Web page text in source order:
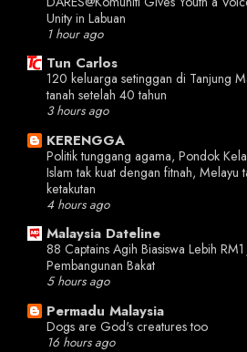
Unity in Labuan
1 hour ago
Tun Carlos
120 keluarga setinggan di Tanjung
tanah setelah 40 tahun
3 hours ago
KERENGGA
Politik tunggang agama, Pondok
Islam tak kuat dengan fitnah, Melayu
ketakutan
4 hours ago
Malaysia Dateline
88 Captains Agih Biasiswa Lebih RM1
Pembangunan Bakat
5 hours ago
Permadu Malaysia
Dogs are God's creatures too
16 hours ago